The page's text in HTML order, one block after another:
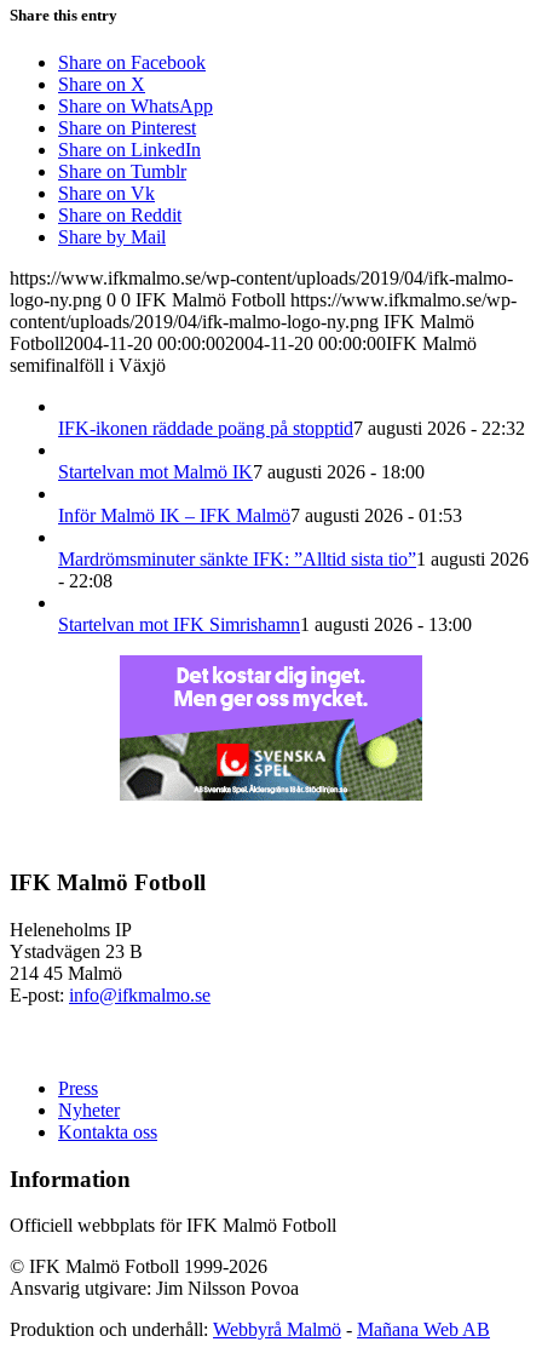
Share this entry
Share on Facebook
Share on X
Share on WhatsApp
Share on Pinterest
Share on LinkedIn
Share on Tumblr
Share on Vk
Share on Reddit
Share by Mail
https://www.ifkmalmo.se/wp-content/uploads/2019/04/ifk-malmo-
logo-ny.png 0 0 IFK Malmö Fotboll https://www.ifkmalmo.se/wp-
content/uploads/2019/04/ifk-malmo-logo-ny.png IFK Malmö
Fotboll2004-11-20 00:00:002004-11-20 00:00:00IFK Malmö
semifinalföll i Växjö
IFK-ikonen räddade poäng på stopptid7 augusti 2026 - 22:32
Startelvan mot Malmö IK7 augusti 2026 - 18:00
Inför Malmö IK – IFK Malmö7 augusti 2026 - 01:53
Mardrömsminuter sänkte IFK: ”Alltid sista tio”1 augusti 2026
- 22:08
Startelvan mot IFK Simrishamn1 augusti 2026 - 13:00
IFK Malmö Fotboll
Heleneholms IP
Ystadvägen 23 B
214 45 Malmö
E-post: info@ifkmalmo.se
Press
Nyheter
Kontakta oss
Information
Officiell webbplats för IFK Malmö Fotboll
© IFK Malmö Fotboll 1999-2026
Ansvarig utgivare: Jim Nilsson Povoa
Produktion och underhåll: Webbyrå Malmö - Mañana Web AB